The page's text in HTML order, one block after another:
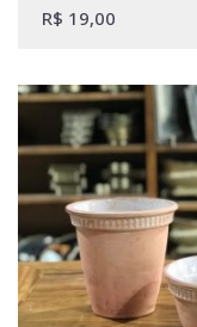
R$ 19,00